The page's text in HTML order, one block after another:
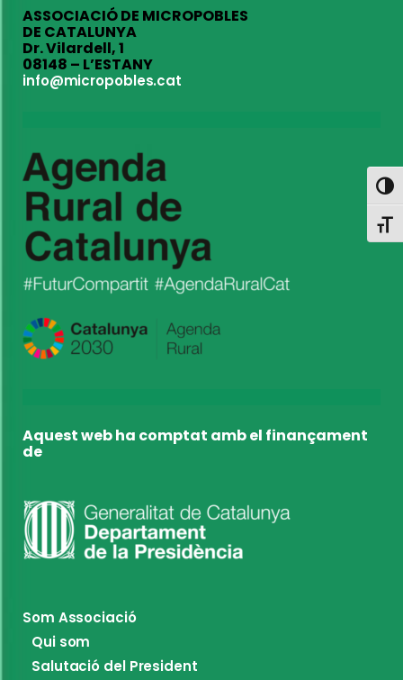
ASSOCIACIÓ DE MICROPOBLES
DE CATALUNYA
Dr. Vilardell, 1
08148 – L’ESTANY
info@micropobles.cat
Aquest web ha comptat amb el finançament
de
Som Associació
Qui som
Salutació del President